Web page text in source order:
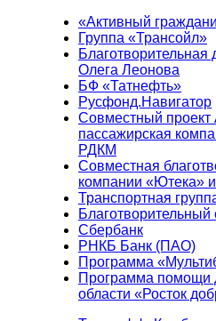
«Активный
Группа «Трансойл»
Благотворительная
Олега Леонова
БФ «Татнефть»
Русфонд.Навигатор
Совместный
пассажирская
РДКМ
Совместная
компании «Ютека»
Транспортная
Сбербанк
РНКБ Банк (ПАО)
Программа
Программа помощи
области «Росток